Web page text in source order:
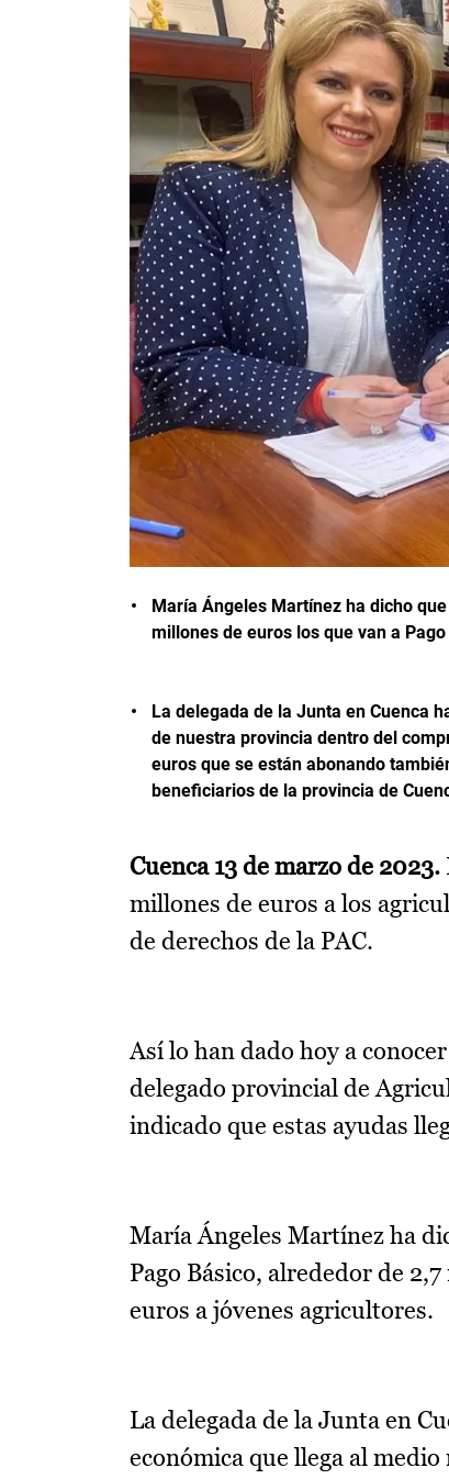
María Ángeles Martínez ha dicho
millones de euros los que van a
La delegada de la Junta en Cuenca
de nuestra provincia dentro del
euros que se están abonando
beneficiarios de la provincia de
Cuenca 13 de marzo de 2023.
millones de euros a los
de derechos de la PAC.
Así lo han dado hoy a
delegado provincial de
indicado que estas ayudas
María Ángeles Martínez ha
Pago Básico, alrededor de
euros a jóvenes agricultores.
La delegada de la Junta en
económica que llega al